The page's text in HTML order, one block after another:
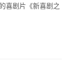
喜剧片《新喜剧之